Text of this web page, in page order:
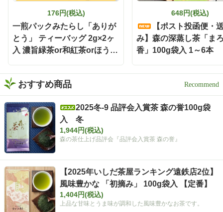
176円(税込)
一煎パックみたらし「ありが
とう」 ティーバッグ 2g×2ヶ
入 濃旨緑茶or和紅茶orほうじ
648円(税込)
【ポスト投函便・
み】森の深蒸し茶「ま
香」100g袋入 1～6本
おすすめ商品
2025冬-9 品評会入賞茶 森の誉100g袋
入 冬
1,944円(税込)
森の茶仕上げ品評会『品評会入賞茶 森の誉』
【2025年いしだ茶屋ランキング遠鉄店2位】
風味豊かな 「初摘み」 100g袋入 【定番】
1,404円(税込)
上品な甘味とうま味が調和した風味豊かなお茶です。